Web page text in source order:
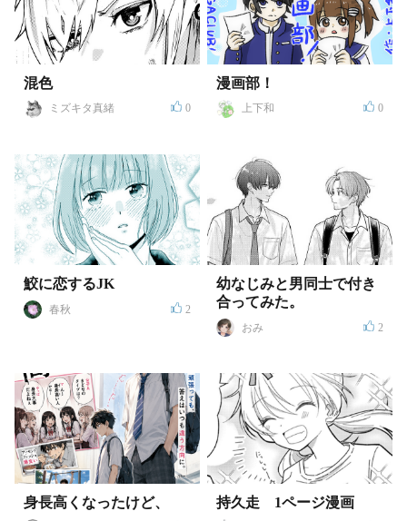
混色
ミズキタ真緒 0
漫画部！
上下和 0
鮫に恋するJK
春秋 2
幼なじみと男同士で付き
合ってみた。
おみ 2
身長高くなったけど、 持久走 1ページ漫画